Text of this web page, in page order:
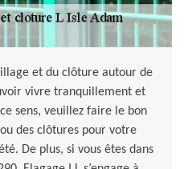
et du clôture autour de
vivre tranquillement et
sens, veuillez faire le bon
des clôtures pour votre
De plus, si vous êtes dans